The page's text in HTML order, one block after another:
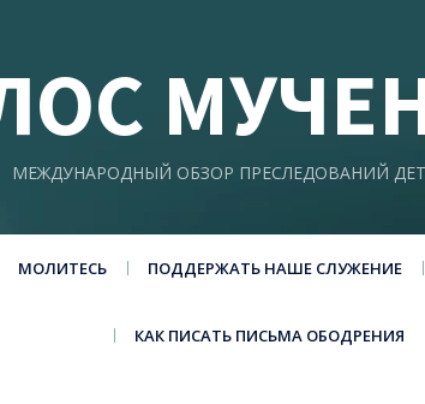
МЕЖДУНАРОДНЫЙ ОБЗОР ПРЕСЛЕДОВАНИЙ
МОЛИТЕСЬ ПОДДЕРЖАТЬ НАШЕ СЛУЖЕНИЕ
КАК ПИСАТЬ ПИСЬМА ОБОДРЕНИЯ